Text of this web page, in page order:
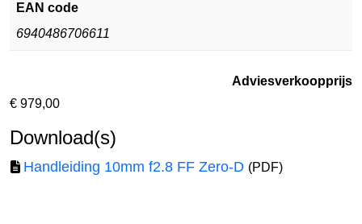
EAN code
6940486706611
Adviesverkoopprijs
€ 979,00
Download(s)
Handleiding 10mm f2.8 FF Zero-D (PDF)